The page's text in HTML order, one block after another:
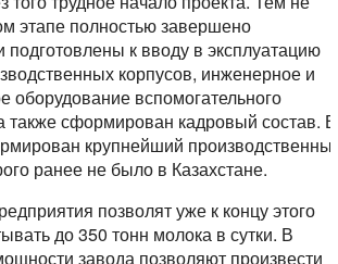
этапе полностью завершено
подготовлены к вводу в эксплуатацию
корпусов, инженерное и
оборудование вспомогательного
также сформирован кадровый состав. В
крупнейший
ранее не было в Казахстане.
позволят уже к концу этого
до 350 тонн молока в сутки. В
завода позволяют произвести